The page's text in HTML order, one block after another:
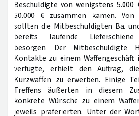
Beschuldigte von wenigstens 5.000
50.000 € zusammen kamen. Von
sollten die Mitbeschuldigten Ba.
bereits laufende Lieferschiene
besorgen. Der Mitbeschuldigte
Kontakte zu einem Waffengeschäft
verfügte, erhielt den Auftrag,
Kurzwaffen zu erwerben. Einige
Treffens äußerten in diesem
konkrete Wünsche zu einem
jeweils präferierten. Unter der